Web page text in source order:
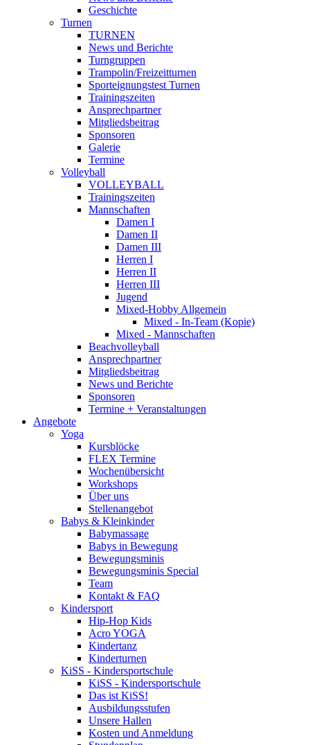
Geschichte
Turnen
TURNEN
News und Berichte
Turngruppen
Trampolin/Freizeitturnen
Sporteignungstest Turnen
Trainingszeiten
Ansprechpartner
Mitgliedsbeitrag
Sponsoren
Galerie
Termine
Volleyball
VOLLEYBALL
Trainingszeiten
Mannschaften
Damen I
Damen II
Damen III
Herren I
Herren II
Herren III
Jugend
Mixed-Hobby Allgemein
Mixed - In-Team (Kopie)
Mixed - Mannschaften
Beachvolleyball
Ansprechpartner
Mitgliedsbeitrag
News und Berichte
Sponsoren
Termine + Veranstaltungen
Angebote
Yoga
Kursblöcke
FLEX Termine
Wochenübersicht
Workshops
Über uns
Stellenangebot
Babys & Kleinkinder
Babymassage
Babys in Bewegung
Bewegungsminis
Bewegungsminis Special
Team
Kontakt & FAQ
Kindersport
Hip-Hop Kids
Acro YOGA
Kindertanz
Kinderturnen
KiSS - Kindersportschule
KiSS - Kindersportschule
Das ist KiSS!
Ausbildungsstufen
Unsere Hallen
Kosten und Anmeldung